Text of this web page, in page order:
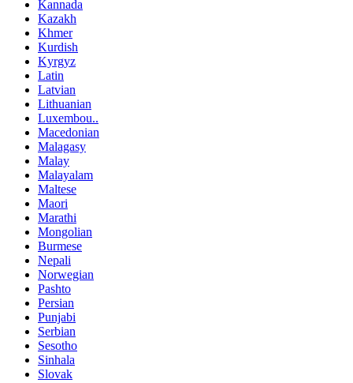
Kannada
Kazakh
Khmer
Kurdish
Kyrgyz
Latin
Latvian
Lithuanian
Luxembou..
Macedonian
Malagasy
Malay
Malayalam
Maltese
Maori
Marathi
Mongolian
Burmese
Nepali
Norwegian
Pashto
Persian
Punjabi
Serbian
Sesotho
Sinhala
Slovak